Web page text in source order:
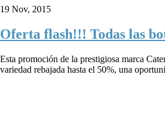
19 Nov, 2015
Oferta flash!!! Todas las
Esta promoción de la prestigiosa marca
variedad rebajada hasta el 50%, una